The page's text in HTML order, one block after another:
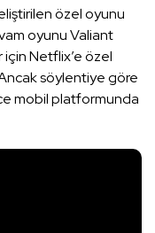
özel oyunu
oyunu Valiant
Netflix’e özel
söylentiye göre
mobil platformunda